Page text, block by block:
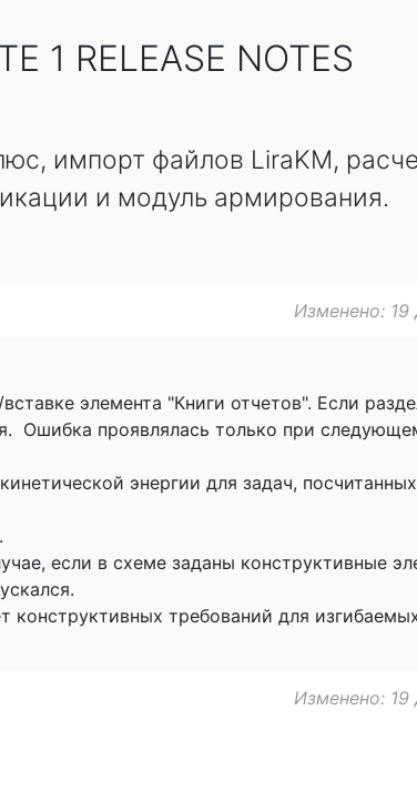
1 RELEASE NOTES
импорт файлов LiraKM,
и модуль армирования.
Изменено: 19
элемента "Книги отчетов". Если
Ошибка проявлялась только при
энергии для задач,
если в схеме заданы конструктивные
требований для
Изменено: 19